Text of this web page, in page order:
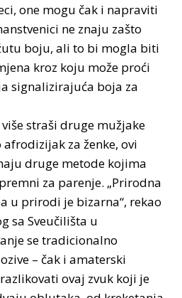
one mogu čak i napraviti
ne znaju zašto
boju, ali to bi mogla biti
kroz koju može proći
signalizirajuća boja za
straši druge mužjake
za ženke, ovi
druge metode kojima
za parenje. „Prirodna
u prirodi je bizarna“, rekao
sa Sveučilišta u
se tradicionalno
– čak i amaterski
ovaj zvuk koji je